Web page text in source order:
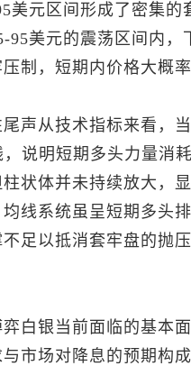
美元区间形成了密集
95美元的震荡区间内
制，短期内价格大概
声从技术指标来看，
说明短期多头力量消
状体并未持续放大，
线系统虽呈短期多头
足以抵消套牢盘的抛
白银当前面临的基本
市场对降息的预期构